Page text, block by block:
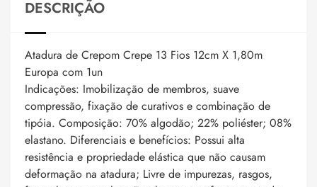
DESCRIÇÃO
Atadura de Crepom Crepe 13 Fios 12cm X 1,80m
Europa com 1un
Indicações: Imobilização de membros, suave
compressão, fixação de curativos e combinação de
tipóia. Composição: 70% algodão; 22% poliéster; 08%
elastano. Diferenciais e benefícios: Possui alta
resistência e propriedade elástica que não causam
deformação na atadura; Livre de impurezas, rasgos,